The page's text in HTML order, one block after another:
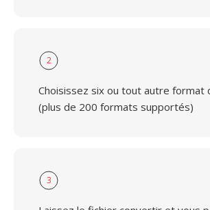
2
Choisissez six ou tout autre format
(plus de 200 formats supportés)
3